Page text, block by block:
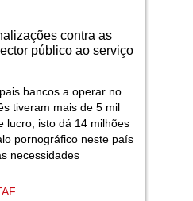
contra as
público ao serviço
bancos a operar no
tiveram mais de 5 mil
lucro, isto dá 14 milhões
pornográfico neste país
necessidades